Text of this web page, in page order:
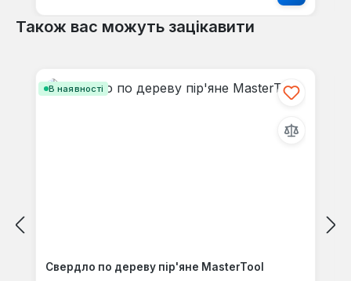
Також вас можуть зацікавити
В наявності
Свердло по дереву пір'яне MasterTool